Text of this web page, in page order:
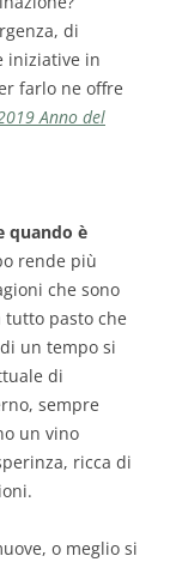
di
iniziative in
farlo ne offre
Anno del
quando è
rende più
che sono
pasto che
un tempo si
di
sempre
un vino
ricca di
o meglio si